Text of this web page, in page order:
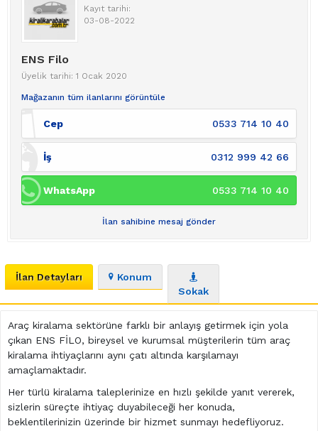
Kayıt tarihi:
03-08-2022
ENS Filo
Üyelik tarihi: 1 Ocak 2020
Mağazanın tüm ilanlarını görüntüle
Cep 0533 714 10 40
İş 0312 999 42 66
WhatsApp 0533 714 10 40
İlan sahibine mesaj gönder
İlan Detayları
Konum
Sokak
Araç kiralama sektörüne farklı bir anlayış getirmek için yola
çıkan ENS FİLO, bireysel ve kurumsal müşterilerin tüm araç
kiralama ihtiyaçlarını aynı çatı altında karşılamayı
amaçlamaktadır.
Her türlü kiralama taleplerinize en hızlı şekilde yanıt vererek,
sizlerin süreçte ihtiyaç duyabileceği her konuda,
beklentilerinizin üzerinde bir hizmet sunmayı hedefliyoruz.